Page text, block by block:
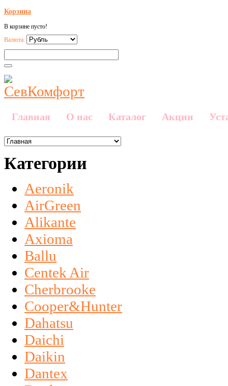
Корзина
В корзине пусто!
Валюта:
Главная О нас Каталог Акции
Категории
Aeronik
AirGreen
Alikante
Axioma
Ballu
Centek Air
Cherbrooke
Cooper&Hunter
Dahatsu
Daichi
Daikin
Dantex